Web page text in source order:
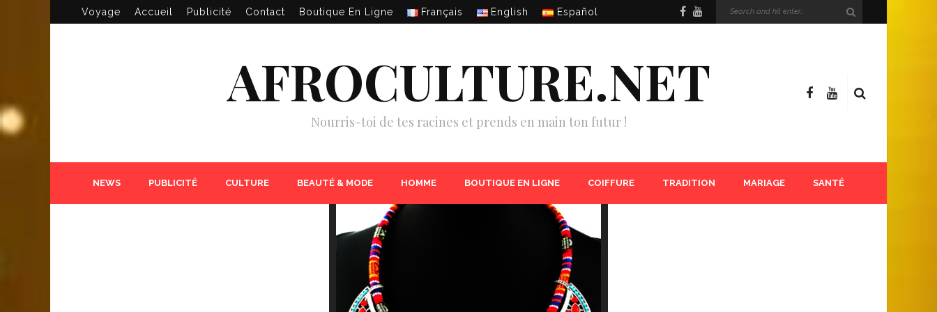
Voyage Accueil Publicité Contact Boutique En Ligne Français English Español
AFROCULTURE.NET
Nourris-toi de tes racines et prends en main ton futur !
NEWS PUBLICITÉ CULTURE BEAUTÉ & MODE HOMME BOUTIQUE EN LIGNE COIFFURE TRADITION MARIAGE SANTÉ